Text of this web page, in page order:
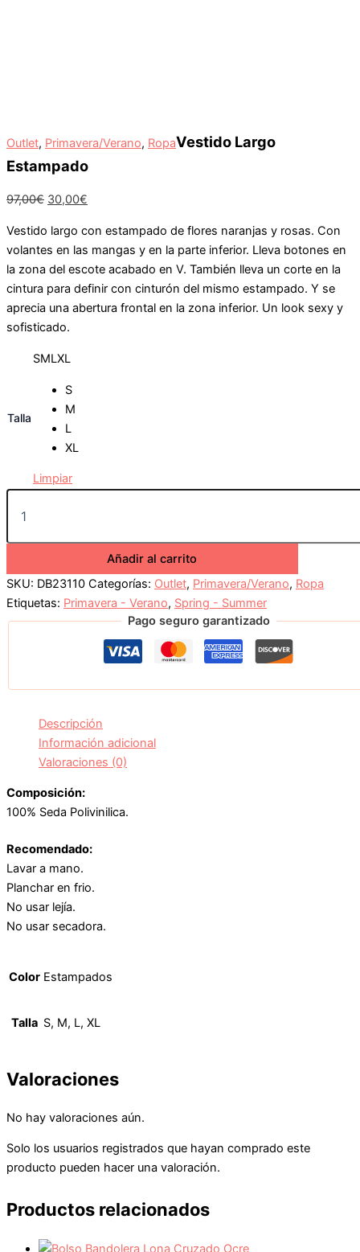
Outlet, Primavera/Verano, RopaVestido Largo
Estampado
97,00€ 30,00€
Vestido largo con estampado de flores naranjas y rosas. Con
volantes en las mangas y en la parte inferior. Lleva botones en
la zona del escote acabado en V. También lleva un corte en la
cintura para definir con cinturón del mismo estampado. Y se
aprecia una abertura frontal en la zona inferior. Un look sexy y
sofisticado.
Talla
SMLXL
S
M
L
XL
Limpiar
Añadir al carrito
SKU: DB23110 Categorías: Outlet, Primavera/Verano, Ropa
Etiquetas: Primavera - Verano, Spring - Summer
Pago seguro garantizado
Descripción
Información adicional
Valoraciones (0)
Composición:
100% Seda Polivinilica.
Recomendado:
Lavar a mano.
Planchar en frio.
No usar lejía.
No usar secadora.
Color Estampados
Talla S, M, L, XL
Valoraciones
No hay valoraciones aún.
Solo los usuarios registrados que hayan comprado este
producto pueden hacer una valoración.
Productos relacionados